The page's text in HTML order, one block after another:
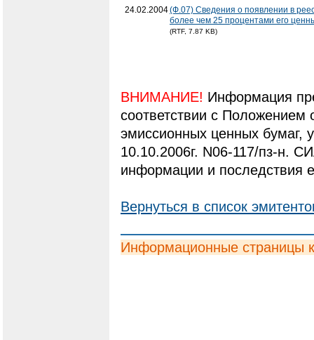
24.02.2004(Ф.07) Сведения о появлении в
более чем 25 процентами его
(RTF, 7.87 KB)
ВНИМАНИЕ! Информация
соответствии с
эмиссионных ценных
10.10.2006г. N06-117/пз-н.
информации и последствия
Вернуться в список
Информационные страницы